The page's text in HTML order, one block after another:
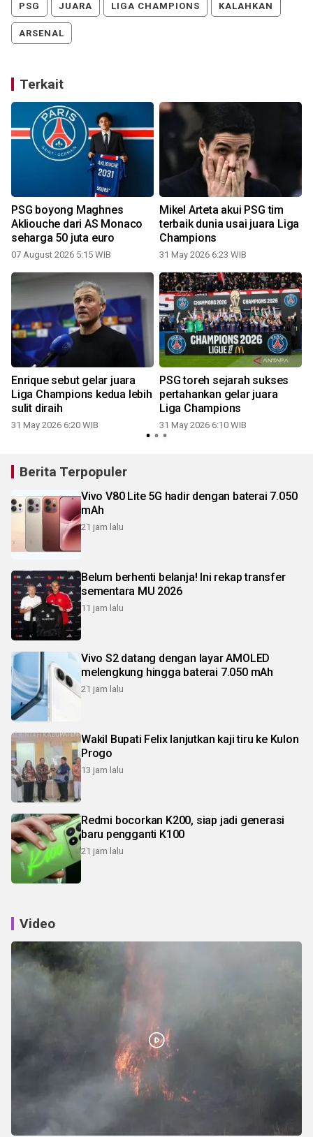
PSG JUARA LIGA CHAMPIONS KALAHKAN
ARSENAL
Terkait
PSG boyong Maghnes
Akliouche dari AS Monaco
seharga 50 juta euro
07 August 2026 5:15 WIB
Mikel Arteta akui PSG tim
terbaik dunia usai juara Liga
Champions
31 May 2026 6:23 WIB
Enrique sebut gelar juara
Liga Champions kedua lebih
sulit diraih
31 May 2026 6:20 WIB
PSG toreh sejarah sukses
pertahankan gelar juara
Liga Champions
31 May 2026 6:10 WIB
Berita Terpopuler
Vivo V80 Lite 5G hadir dengan baterai 7.050
mAh
21 jam lalu
Belum berhenti belanja! Ini rekap transfer
sementara MU 2026
11 jam lalu
Vivo S2 datang dengan layar AMOLED
melengkung hingga baterai 7.050 mAh
21 jam lalu
Wakil Bupati Felix lanjutkan kaji tiru ke Kulon
Progo
13 jam lalu
Redmi bocorkan K200, siap jadi generasi
baru pengganti K100
21 jam lalu
Video